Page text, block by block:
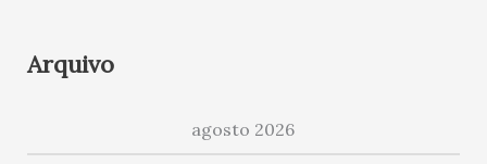
Arquivo
agosto 2026